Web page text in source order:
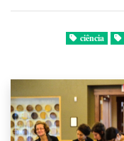
ciência